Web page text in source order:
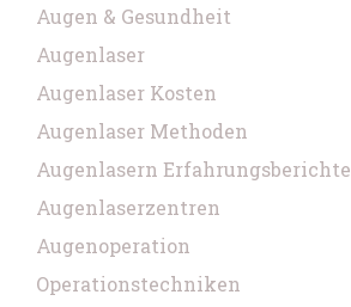
Augen & Gesundheit
Augenlaser
Augenlaser Kosten
Augenlaser Methoden
Augenlasern Erfahrungsberichte
Augenlaserzentren
Augenoperation
Operationstechniken